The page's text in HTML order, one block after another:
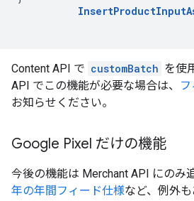
Content API で customBatch を使
API でこの機能が必要な場合は、
お知らせください。
Google Pixel だけの機能
今後の機能は Merchant API にのみ
年の年間フィード仕様など、例外も